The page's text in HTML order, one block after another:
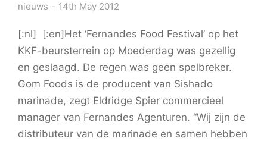
nieuws 14th May 2012
[:nl] [:en]Het ‘Fernandes Food Festival’ op het
KKF-beursterrein op Moederdag was gezellig
en geslaagd. De regen was geen spelbreker.
Gom Foods is de producent van Sishado
marinade, zegt Eldridge Spier commercieel
manager van Fernandes Agenturen. “Wij zijn de
distributeur van de marinade en samen hebben